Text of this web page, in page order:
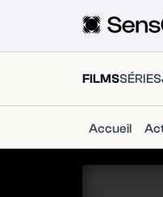
FILMSSÉRIES
Accueil